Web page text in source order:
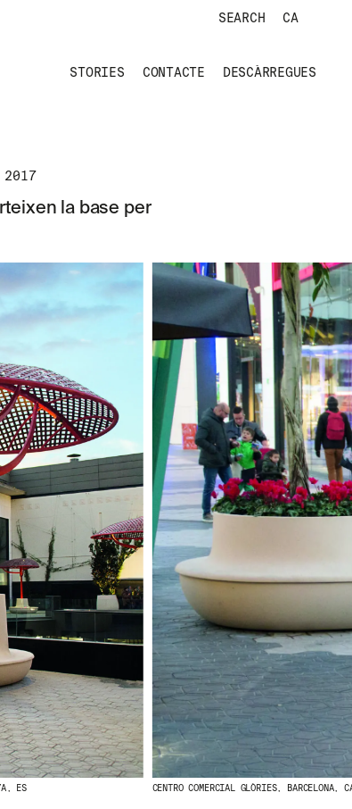
SEARCH CA
STORIES CONTACTE DESCÀRREGUES
2017
la base per
ES CENTRO COMERCIAL GLÒRIES, BARCELONA,